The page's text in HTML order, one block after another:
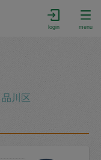
login menu
品川区